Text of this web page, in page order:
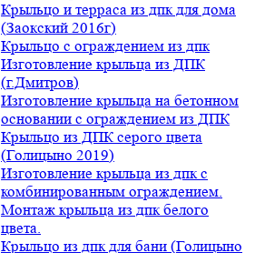
Крыльцо и терраса из дпк для дома
(Заокский 2016г)
Крыльцо с ограждением из дпк
Изготовление крыльца из ДПК
(г.Дмитров)
Изготовление крыльца на бетонном
основании с ограждением из ДПК
Крыльцо из ДПК серого цвета
(Голицыно 2019)
Изготовление крыльца из дпк с
комбинированным ограждением.
Монтаж крыльца из дпк белого
цвета.
Крыльцо из дпк для бани (Голицыно